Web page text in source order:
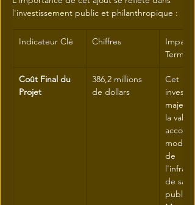
l'investissement public et philanthropique :
Indicateur Clé Chiffres
Impact
Terme
Coût Final du
Projet
386,2 millions
de dollars
Cet
majeur
la valeur
de
de santé